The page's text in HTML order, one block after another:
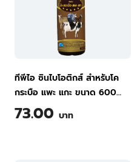
ทีพีไอ ซินไบโอติกส์ สำหรับโค
กระบือ แพะ แกะ ขนาด 600
มล. |TPI Synbiotics for
Livestock 600 ml
73.00 บาท